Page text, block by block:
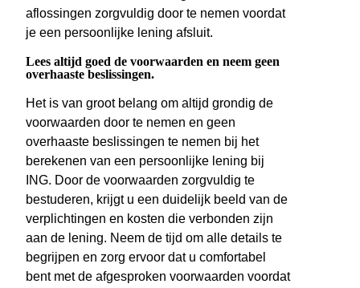
aflossingen zorgvuldig door te nemen voordat
je een persoonlijke lening afsluit.
Lees altijd goed de voorwaarden en neem geen
overhaaste beslissingen.
Het is van groot belang om altijd grondig de
voorwaarden door te nemen en geen
overhaaste beslissingen te nemen bij het
berekenen van een persoonlijke lening bij
ING. Door de voorwaarden zorgvuldig te
bestuderen, krijgt u een duidelijk beeld van de
verplichtingen en kosten die verbonden zijn
aan de lening. Neem de tijd om alle details te
begrijpen en zorg ervoor dat u comfortabel
bent met de afgesproken voorwaarden voordat